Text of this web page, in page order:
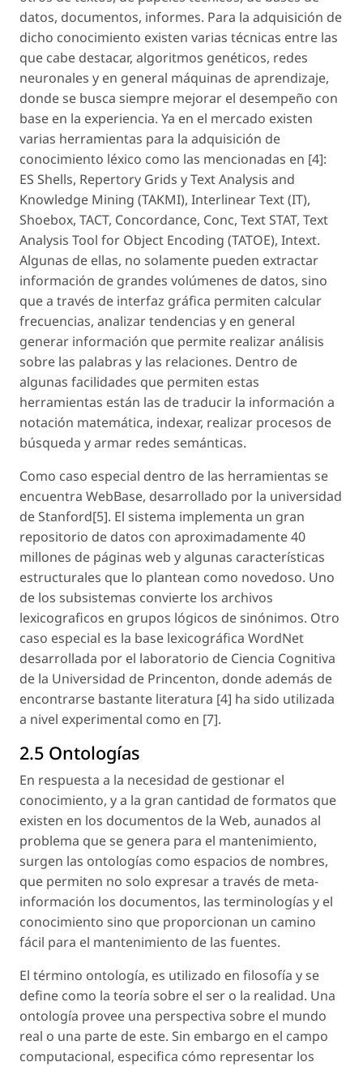
datos, documentos, informes. Para la adquisición de
dicho conocimiento existen varias técnicas entre las
que cabe destacar, algoritmos genéticos, redes
neuronales y en general máquinas de aprendizaje,
donde se busca siempre mejorar el desempeño con
base en la experiencia. Ya en el mercado existen
varias herramientas para la adquisición de
conocimiento léxico como las mencionadas en [4]:
ES Shells, Repertory Grids y Text Analysis and
Knowledge Mining (TAKMI), Interlinear Text (IT),
Shoebox, TACT, Concordance, Conc, Text STAT, Text
Analysis Tool for Object Encoding (TATOE), Intext.
Algunas de ellas, no solamente pueden extractar
información de grandes volúmenes de datos, sino
que a través de interfaz gráfica permiten calcular
frecuencias, analizar tendencias y en general
generar información que permite realizar análisis
sobre las palabras y las relaciones. Dentro de
algunas facilidades que permiten estas
herramientas están las de traducir la información a
notación matemática, indexar, realizar procesos de
búsqueda y armar redes semánticas.
Como caso especial dentro de las herramientas se
encuentra WebBase, desarrollado por la universidad
de Stanford[5]. El sistema implementa un gran
repositorio de datos con aproximadamente 40
millones de páginas web y algunas características
estructurales que lo plantean como novedoso. Uno
de los subsistemas convierte los archivos
lexicograficos en grupos lógicos de sinónimos. Otro
caso especial es la base lexicográfica WordNet
desarrollada por el laboratorio de Ciencia Cognitiva
de la Universidad de Princenton, donde además de
encontrarse bastante literatura [4] ha sido utilizada
a nivel experimental como en [7].
2.5 Ontologías
En respuesta a la necesidad de gestionar el
conocimiento, y a la gran cantidad de formatos que
existen en los documentos de la Web, aunados al
problema que se genera para el mantenimiento,
surgen las ontologías como espacios de nombres,
que permiten no solo expresar a través de meta-
información los documentos, las terminologías y el
conocimiento sino que proporcionan un camino
fácil para el mantenimiento de las fuentes.
El término ontología, es utilizado en filosofía y se
define como la teoría sobre el ser o la realidad. Una
ontología provee una perspectiva sobre el mundo
real o una parte de este. Sin embargo en el campo
computacional, especifica cómo representar los